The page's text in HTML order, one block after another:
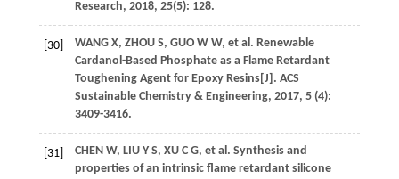
Research, 2018, 25(5): 128.
[30] WANG X, ZHOU S, GUO W W, et al. Renewable
Cardanol-Based Phosphate as a Flame Retardant
Toughening Agent for Epoxy Resins[J]. ACS
Sustainable Chemistry & Engineering, 2017, 5(4):
3409-3416.
[31] CHEN W, LIU Y S, XU C G, et al. Synthesis and
properties of an intrinsic flame retardant silicone